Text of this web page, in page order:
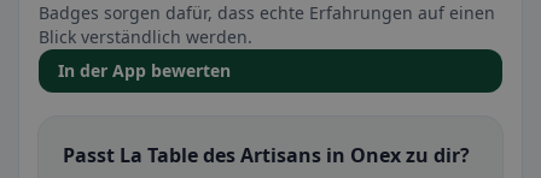
Badges sorgen dafür, dass echte Erfahrungen auf einen
Blick verständlich werden.
In der App bewerten
Passt La Table des Artisans in Onex zu dir?